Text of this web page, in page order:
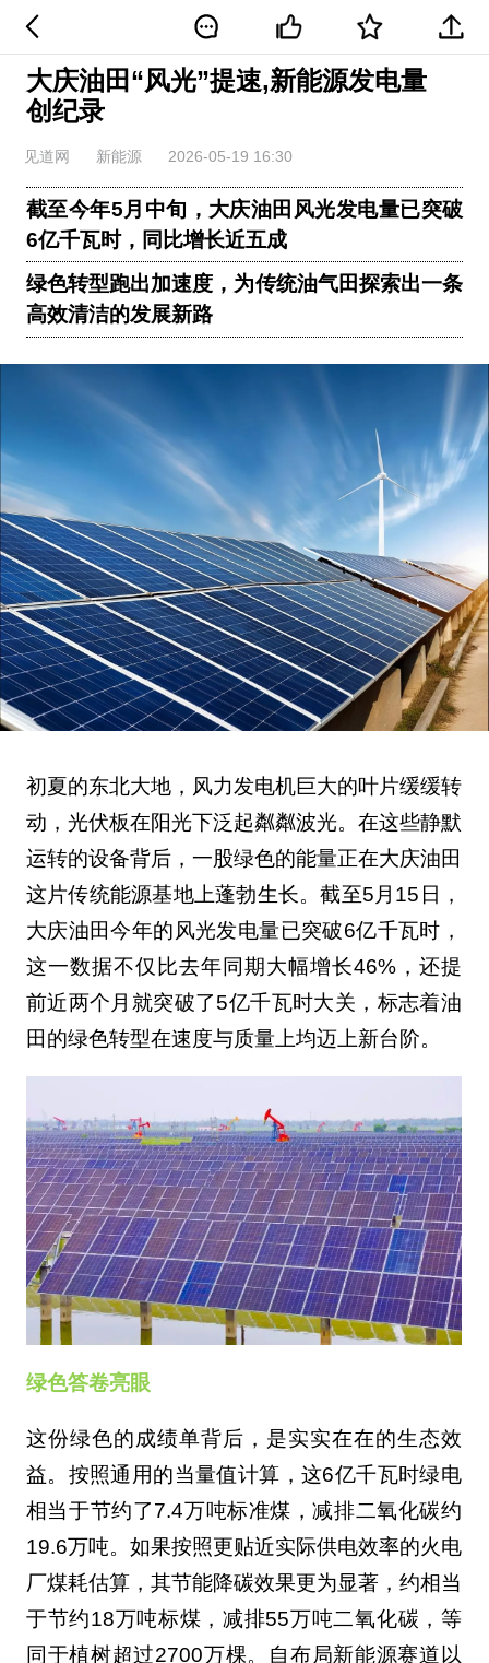
大庆油田“风光”提速,新能源发电量
创纪录
见道网 新能源 2026-05-19 16:30
截至今年5月中旬，大庆油田风光发电量已突破
6亿千瓦时，同比增长近五成
绿色转型跑出加速度，为传统油气田探索出一条
高效清洁的发展新路
初夏的东北大地，风力发电机巨大的叶片缓缓转
动，光伏板在阳光下泛起粼粼波光。在这些静默
运转的设备背后，一股绿色的能量正在大庆油田
这片传统能源基地上蓬勃生长。截至5月15日，
大庆油田今年的风光发电量已突破6亿千瓦时，
这一数据不仅比去年同期大幅增长46%，还提
前近两个月就突破了5亿千瓦时大关，标志着油
田的绿色转型在速度与质量上均迈上新台阶。
绿色答卷亮眼
这份绿色的成绩单背后，是实实在在的生态效
益。按照通用的当量值计算，这6亿千瓦时绿电
相当于节约了7.4万吨标准煤，减排二氧化碳约
19.6万吨。如果按照更贴近实际供电效率的火电
厂煤耗估算，其节能降碳效果更为显著，约相当
于节约18万吨标煤，减排55万吨二氧化碳，等
同于植树超过2700万棵。自布局新能源赛道以